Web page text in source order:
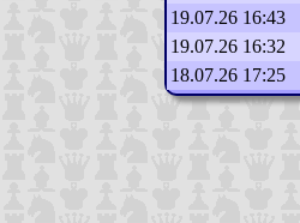
19.07.26 16:43
19.07.26 16:32
18.07.26 17:25